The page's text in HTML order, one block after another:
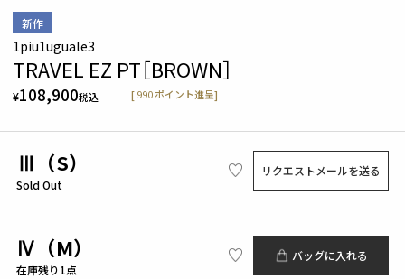
新作
1piu1uguale3
TRAVEL EZ PT［BROWN］
¥108,900税込 [ 990 ポイント進呈]
Ⅲ（S）
Sold Out
リクエストメールを送る
Ⅳ（M）
在庫残り1点
バッグに入れる